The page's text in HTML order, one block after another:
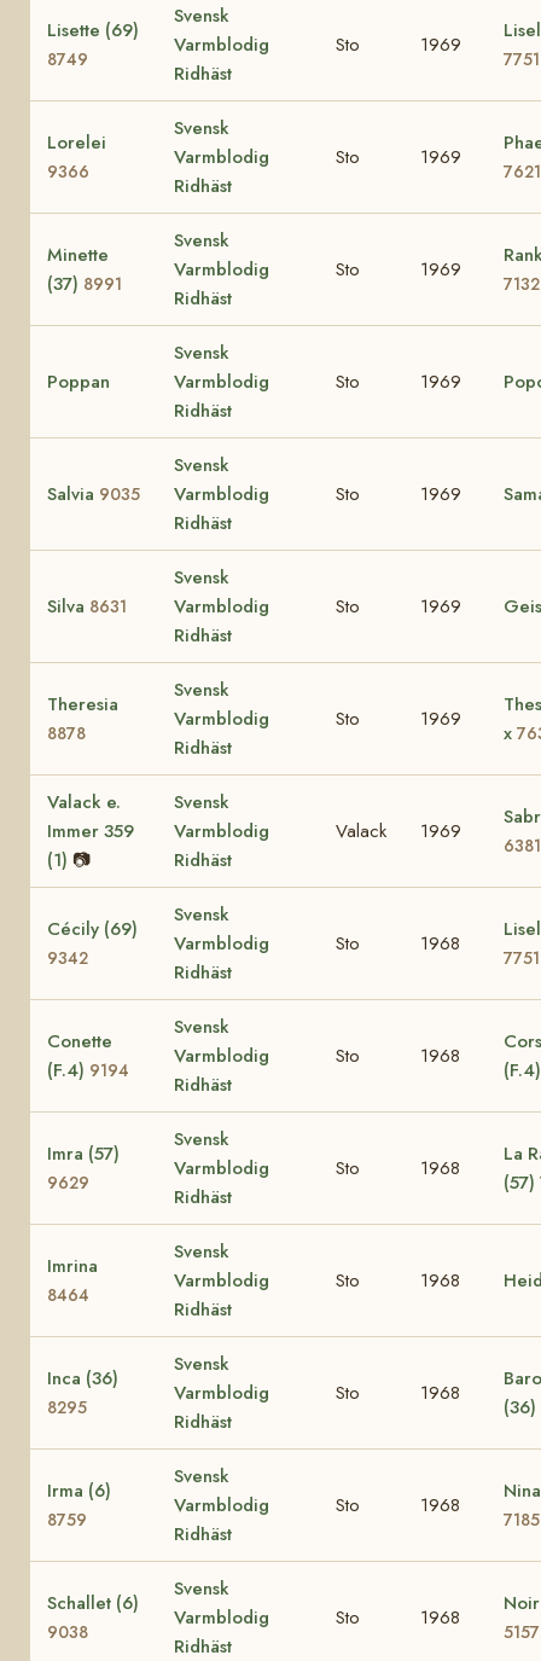
Lisette (69)
8749
Svensk
Varmblodig
Ridhäst
Sto 1969
7751
Lorelei
9366
Svensk
Varmblodig
Ridhäst
Sto 1969
7621
Minette
(37) 8991
Svensk
Varmblodig
Ridhäst
Sto 1969
7132
Poppan
Svensk
Varmblodig
Ridhäst
Sto 1969
Salvia 9035
Svensk
Varmblodig
Ridhäst
Sto 1969
Silva 8631
Svensk
Varmblodig
Ridhäst
Sto 1969
Theresia
8878
Svensk
Varmblodig
Ridhäst
Sto 1969
x
Valack e.
Immer 359
(1) 📷
Svensk
Varmblodig
Ridhäst
Valack 1969
6381
Cécily (69)
9342
Svensk
Varmblodig
Ridhäst
Sto 1968
7751
Conette
(F.4) 9194
Svensk
Varmblodig
Ridhäst
Sto 1968
Imra (57)
9629
Svensk
Varmblodig
Ridhäst
Sto 1968
La
(57)
Imrina
8464
Svensk
Varmblodig
Ridhäst
Sto 1968
Inca (36)
8295
Svensk
Varmblodig
Ridhäst
Sto 1968
(36)
Irma (6)
8759
Svensk
Varmblodig
Ridhäst
Sto 1968
7185
Schallet (6)
9038
Svensk
Varmblodig
Ridhäst
Sto 1968
5157